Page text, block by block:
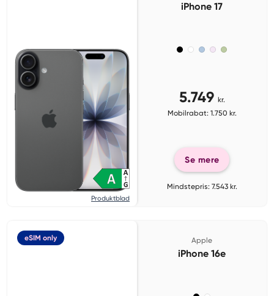
Produktblad
iPhone 17
5.749 kr.
Mobilrabat: 1.750 kr.
Se mere
Mindstepris: 7.543 kr.
eSIM only Apple
iPhone 16e